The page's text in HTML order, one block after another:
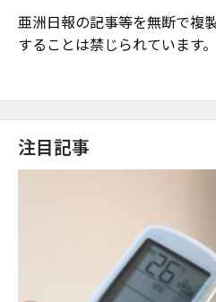
亜洲日報の記事等を無断で複
することは禁じられています。
注目記事